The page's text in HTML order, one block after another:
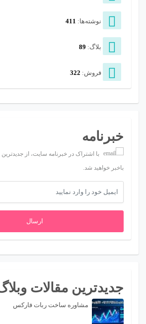
نوشته‌ها: 411
بلاگ: 89
فروش: 322
خبرنامه
با اشتراک در خبرنامه سایت، از
باخبر خواهید شد.
ارسال
جدیدترین مقالات
مشاوره ساخت ربات فارکس